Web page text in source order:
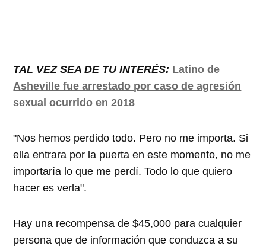
TAL VEZ SEA DE TU INTERÉS: Latino de
Asheville fue arrestado por caso de agresión
sexual ocurrido en 2018
"Nos hemos perdido todo. Pero no me importa. Si
ella entrara por la puerta en este momento, no me
importaría lo que me perdí. Todo lo que quiero
hacer es verla".
Hay una recompensa de $45,000 para cualquier
persona que de información que conduzca a su